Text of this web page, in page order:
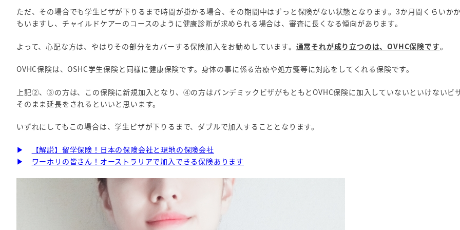
ただ、その場合でも学生ビザが下りるまで時間が掛かる場合、その期間中はずっと保険がない状態となります。3か月間くらいか
もいますし、チャイルドケアーのコースのように健康診断が求められる場合は、審査に長くなる傾向があります。
よって、心配な方は、やはりその部分をカバーする保険加入をお勧めしています。 通常それが成り立つのは、OVHC保険です。
OVHC保険は、OSHC学生保険と同様に健康保険です。身体の事に係る治療や処方箋等に対応をしてくれる保険です。
上記②、③の方は、この保険に新規加入となり、④の方はパンデミックビザがもともとOVHC保険に加入していないといけないビザ
そのまま延長をされるといいと思います。
いずれにしてもこの場合は、学生ビザが下りるまで、ダブルで加入することとなります。
▶
【解説】留学保険！日本の保険会社と現地の保険会社
▶
ワーホリの皆さん！オーストラリアで加入できる保険あります